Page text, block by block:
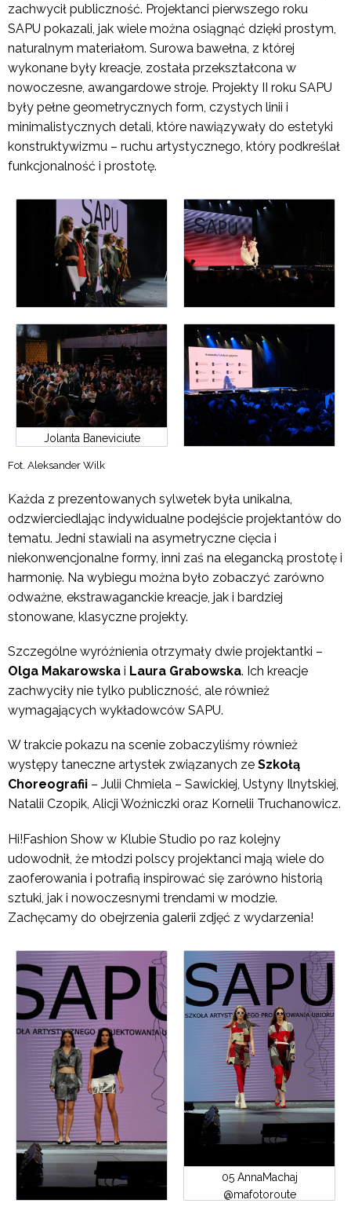
zachwycił publiczność. Projektanci pierwszego roku
SAPU pokazali, jak wiele można osiągnąć dzięki prostym,
naturalnym materiałom. Surowa bawełna, z której
wykonane były kreacje, została przekształcona w
nowoczesne, awangardowe stroje. Projekty II roku SAPU
były pełne geometrycznych form, czystych linii i
minimalistycznych detali, które nawiązywały do estetyki
konstruktywizmu – ruchu artystycznego, który podkreślał
funkcjonalność i prostotę.
Jolanta Baneviciute
Fot. Aleksander Wilk
Każda z prezentowanych sylwetek była unikalna,
odzwierciedlając indywidualne podejście projektantów do
tematu. Jedni stawiali na asymetryczne cięcia i
niekonwencjonalne formy, inni zaś na elegancką prostotę i
harmonię. Na wybiegu można było zobaczyć zarówno
odważne, ekstrawaganckie kreacje, jak i bardziej
stonowane, klasyczne projekty.
Szczególne wyróżnienia otrzymały dwie projektantki –
Olga Makarowska i Laura Grabowska. Ich kreacje
zachwyciły nie tylko publiczność, ale również
wymagających wykładowców SAPU.
W trakcie pokazu na scenie zobaczyliśmy również
występy taneczne artystek związanych ze Szkołą
Choreografii – Julii Chmiela – Sawickiej, Ustyny Ilnytskiej,
Natalii Czopik, Alicji Woźniczki oraz Kornelii Truchanowicz.
Hi!Fashion Show w Klubie Studio po raz kolejny
udowodnił, że młodzi polscy projektanci mają wiele do
zaoferowania i potrafią inspirować się zarówno historią
sztuki, jak i nowoczesnymi trendami w modzie.
Zachęcamy do obejrzenia galerii zdjęć z wydarzenia!
05 AnnaMachaj
@mafotoroute